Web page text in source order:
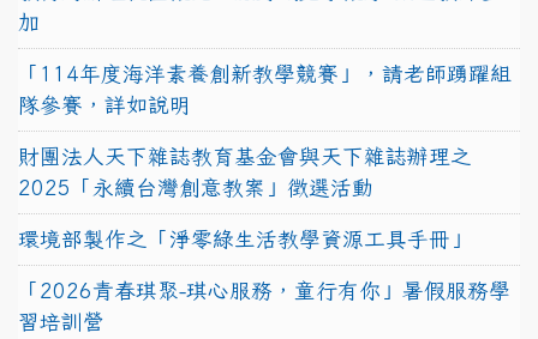
加
「114年度海洋素養創新教學競賽」，請老師踴躍組
隊參賽，詳如說明
財團法人天下雜誌教育基金會與天下雜誌辦理之
2025「永續台灣創意教案」徵選活動
環境部製作之「淨零綠生活教學資源工具手冊」
「2026青春琪聚-琪心服務，童行有你」暑假服務學
習培訓營